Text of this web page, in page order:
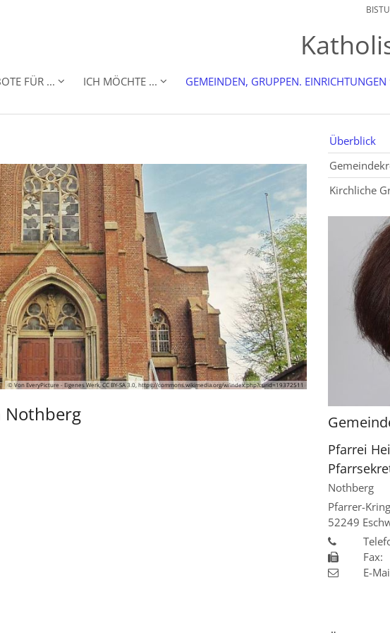
FÜR ... ICH MÖCHTE ... GEMEINDEN, GRUPPEN. EINRICHTUNGEN
© Von EveryPicture - Eigenes Werk, CC BY-SA 3.0, https://commons.wikimedia.org/w/index.php?curid=19372511
Nothberg
Überblick
Kirchliche
Pfarrei
Nothberg
Pfarrer-
52249
Fax:
E-